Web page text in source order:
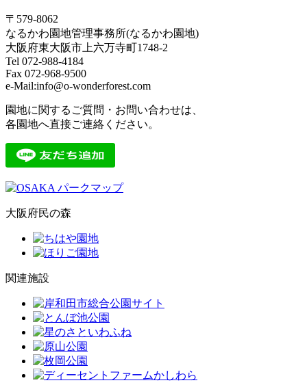
〒579-8062
なるかわ園地管理事務所(なるかわ園地)
大阪府東大阪市上六万寺町1748-2
Tel 072-988-4184
Fax 072-968-9500
e-Mail:info@o-wonderforest.com
園地に関するご質問・お問い合わせは、
各園地へ直接ご連絡ください。
大阪府民の森
関連施設